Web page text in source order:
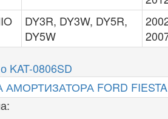
DY3R, DY3W, DY5R,
DY5W
KAT-0806SD